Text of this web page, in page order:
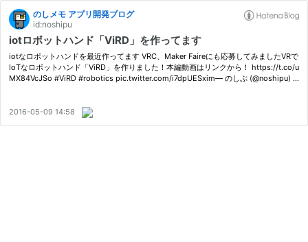
のしメモ アプリ開発ブログ
id:noshipu
iotロボットハンド「ViRD」を作ってます
iotなロボットハンドを最近作ってます VRC、Maker Faireにも応募してみましたVRで
IoTなロボットハンド「ViRD」を作りました！本編動画はリンクから！ https://t.co/u
MX84VcJSo #ViRD #robotics pic.twitter.com/i7dpUESxim— のしぷ (@noshipu) 2
2016-05-09 14:58